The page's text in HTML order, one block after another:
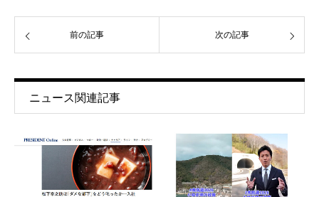
前の記事 次の記事
ニュース関連記事